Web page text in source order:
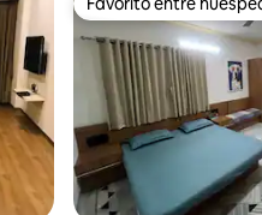
Favorito entre